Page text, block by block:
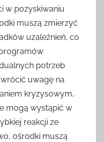
w pozyskiwaniu
muszą zmierzyć
uzależnień, co
potrzeb
uwagę na
kryzysowym,
mogą wystąpić w
reakcji ze
ośrodki muszą